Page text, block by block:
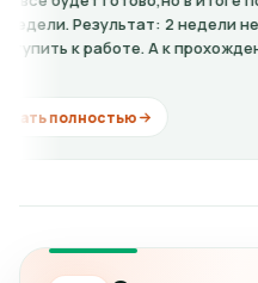
2 недели не мог
А к прохождению